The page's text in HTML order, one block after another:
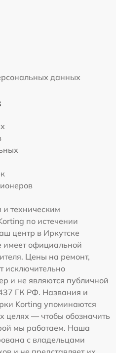
данных
техническим
по истечении
центр в Иркутске
имеет официальной
Цены на ремонт,
исключительно
и не являются публичной
ГК РФ. Названия и
Korting упоминаются
целях — чтобы обозначить
мы работаем. Наша
с владельцами